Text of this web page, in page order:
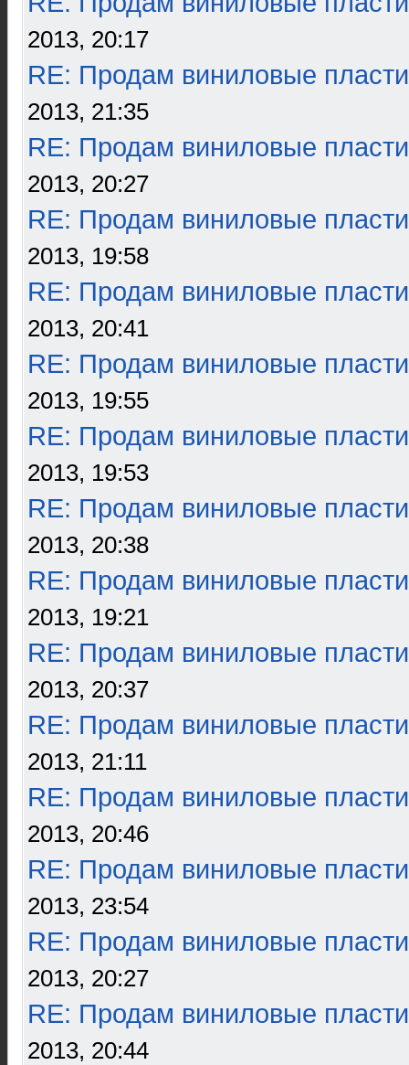
2013, 20:17
RE: Продам виниловые
2013, 21:35
RE: Продам виниловые
2013, 20:27
RE: Продам виниловые
2013, 19:58
RE: Продам виниловые
2013, 20:41
RE: Продам виниловые
2013, 19:55
RE: Продам виниловые
2013, 19:53
RE: Продам виниловые
2013, 20:38
RE: Продам виниловые
2013, 19:21
RE: Продам виниловые
2013, 20:37
RE: Продам виниловые
2013, 21:11
RE: Продам виниловые
2013, 20:46
RE: Продам виниловые
2013, 23:54
RE: Продам виниловые
2013, 20:27
RE: Продам виниловые
2013, 20:44